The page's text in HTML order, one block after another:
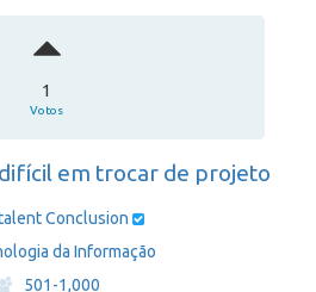
1
Votos
em trocar de projeto
Conclusion
da Informação
·
501-1,000